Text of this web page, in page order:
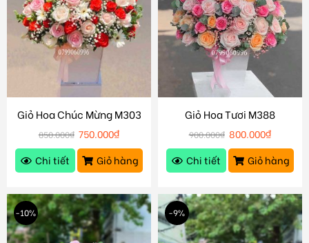
Giỏ Hoa Chúc Mừng M303
850.000₫ 750.000₫
Chi tiết
Giỏ hàng
Giỏ Hoa Tươi M388
900.000₫ 800.000₫
Chi tiết
Giỏ hàng
-10% -9%